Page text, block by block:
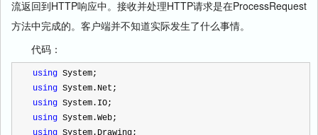
流返回到HTTP响应中。接收并处理HTTP请求是在ProcessRequest
方法中完成的。客户端并不知道实际发生了什么事情。
代码：
using System;
using System.Net;
using System.IO;
using System.Web;
using System.Drawing;